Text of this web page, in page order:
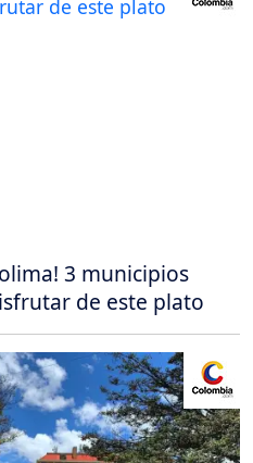
3 municipios
de este plato